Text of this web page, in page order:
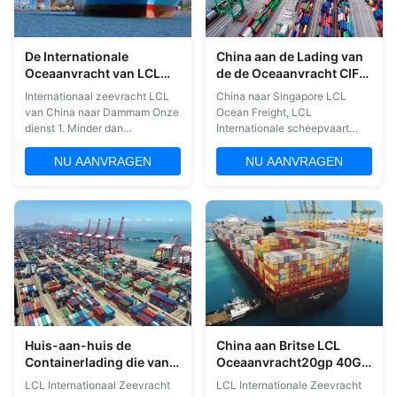
De Internationale
Oceaanvracht van LCL
van China aan Dammam
Internationaal zeevracht LCL
van China naar Dammam Onze
dienst 1. Minder dan
DDP (leveringsplicht betaald)
en DDU (leveringsplicht niet
van deur tot deur. 4. Boekingen
en planning voorafgaand aan
de verzending; 5- regelingen
voor het ...
NU AANVRAGEN
China aan de Lading van
de de Oceaanvracht CIF
minder dan Container
van Singapore LCL het
Verschepen
China naar Singapore LCL
Ocean Freight, LCL
Internationale scheepvaart
goederen snel verplaatst. Je
hoeft niet te wachten op een
LCL hubs bieden onberispelijke
connectiviteit en de snelste
turnaroundZodat uw zendingen
onmiddellijk kunnen ...
NU AANVRAGEN
Huis-aan-huis de
Containerlading die van
LCL minder dan van
LCL Internationaal Zeevracht
China aan Britse LCL
Oceaanvracht20gp 40GP
LCL Container het
LCL Internationale Zeevracht